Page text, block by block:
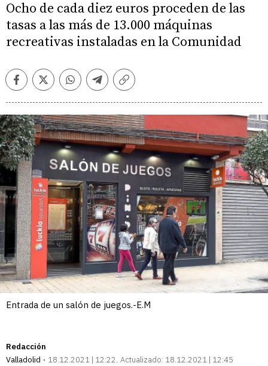
Ocho de cada diez euros proceden de las
tasas a las más de 13.000 máquinas
recreativas instaladas en la Comunidad
FacebookTwitterWhatsappTelegramCopiar
Entrada de un salón de juegos.-E.M
Redacción
Valladolid
18.12.2021 | 12:22 Actualizado: 18.12.2021 | 12:45